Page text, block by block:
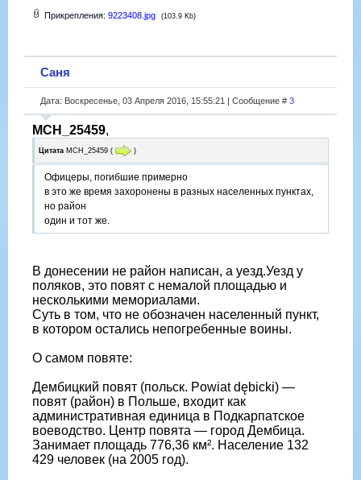
Прикрепления: 9223408.jpg (103.9 Kb)
Саня
Дата: Воскресенье, 03 Апреля 2016, 15:55:21 | Сообщение # 3
МСН_25459,
Цитата МСН_25459 ( )
Офицеры, погибшие примерно
в это же время захоронены в разных населенных пунктах,
но район
один и тот же.
В донесении не район написан, а уезд.Уезд у
поляков, это повят с немалой площадью и
несколькими мемориалами.
Суть в том, что не обозначен населенный пункт,
в котором остались непогребенные воины.
О самом повяте:
Дембицкий повят (польск. Powiat dębicki) —
повят (район) в Польше, входит как
административная единица в Подкарпатское
воеводство. Центр повята — город Дембица.
Занимает площадь 776,36 км². Население 132
429 человек (на 2005 год).